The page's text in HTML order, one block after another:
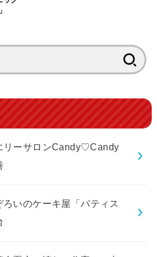
索:
リーサロンCandy♡Candy
いのケーキ屋「パティス